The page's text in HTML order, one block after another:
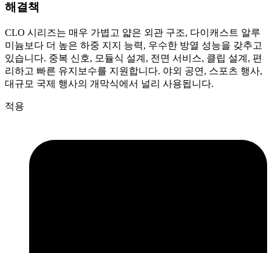
해결책
CLO 시리즈는 매우 가볍고 얇은 외관 구조, 다이캐스트 알루
미늄보다 더 높은 하중 지지 능력, 우수한 방열 성능을 갖추고
있습니다. 중복 신호, 모듈식 설계, 전면 서비스, 클립 설계, 편
리하고 빠른 유지보수를 지원합니다. 야외 공연, 스포츠 행사,
대규모 국제 행사의 개막식에서 널리 사용됩니다.
적용